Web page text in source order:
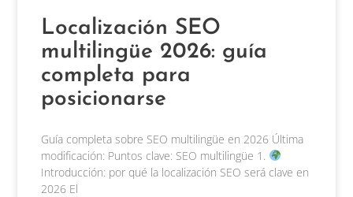
Localización SEO
multilingüe 2026: guía
completa para
posicionarse
Guía completa sobre SEO multilingüe en 2026 Última
modificación: Puntos clave: SEO multilingüe 1.
Introducción: por qué la localización SEO será clave en
2026 El